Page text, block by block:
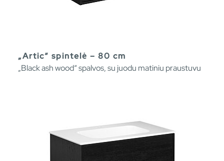
„Artic“ spintelė – 80 cm
„Black ash wood“ spalvos, su juodu matiniu praustuvu